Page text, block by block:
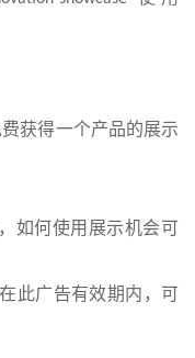
获得一个产品的展示
如何使用展示机会可
此广告有效期内，可